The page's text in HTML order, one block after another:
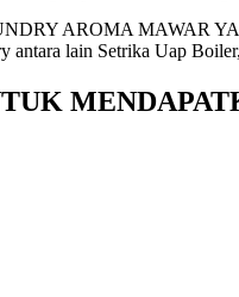
AROMA MAWAR
antara lain Setrika Uap